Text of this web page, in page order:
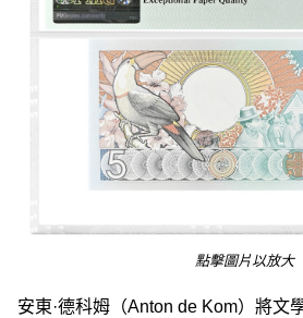
點擊圖片以放大
安東·德科姆（Anton de Kom）將文